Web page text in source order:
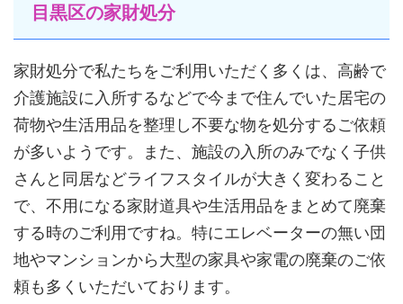
目黒区の家財処分
家財処分で私たちをご利用いただく多くは、高齢で
介護施設に入所するなどで今まで住んでいた居宅の
荷物や生活用品を整理し不要な物を処分するご依頼
が多いようです。また、施設の入所のみでなく子供
さんと同居などライフスタイルが大きく変わること
で、不用になる家財道具や生活用品をまとめて廃棄
する時のご利用ですね。特にエレベーターの無い団
地やマンションから大型の家具や家電の廃棄のご依
頼も多くいただいております。